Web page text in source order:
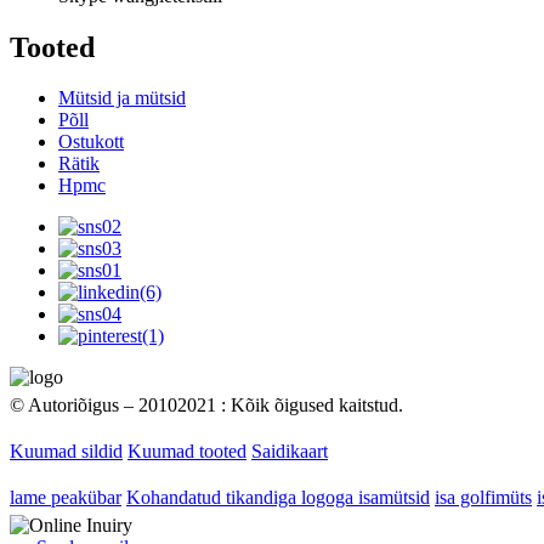
Tooted
Mütsid ja mütsid
Põll
Ostukott
Rätik
Hpmc
© Autoriõigus – 20102021 : Kõik õigused kaitstud.
Kuumad sildid Kuumad tooted Saidikaart
lame peakübar Kohandatud tikandiga logoga isamütsid isa golfimüts